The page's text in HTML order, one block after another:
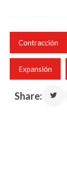
Contracción
Expansión
Share: